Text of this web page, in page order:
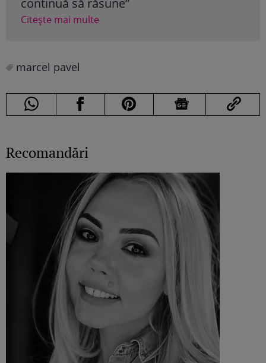
Citește mai multe
marcel pavel
Recomandări